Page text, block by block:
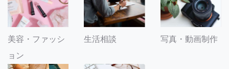
美容・ファッシ
ョン
生活相談 写真・動画制作